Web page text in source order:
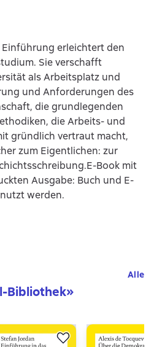
erleichtert den
Sie verschafft
als Arbeitsplatz und
und Anforderungen des
die grundlegenden
die Arbeits- und
gründlich vertraut macht,
zum Eigentlichen: zur
Book mit
Ausgabe: Buch und E-
werden.
Bibliothek»
Alle